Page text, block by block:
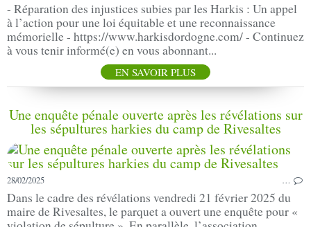
- Réparation des injustices subies par les Harkis : Un appel
à l’action pour une loi équitable et une reconnaissance
mémorielle - https://www.harkisdordogne.com/ - Continuez
à vous tenir informé(e) en vous abonnant...
EN SAVOIR PLUS
Une enquête pénale ouverte après les révélations sur
les sépultures harkies du camp de Rivesaltes
28/02/2025 …
Dans le cadre des révélations vendredi 21 février 2025 du
maire de Rivesaltes, le parquet a ouvert une enquête pour «